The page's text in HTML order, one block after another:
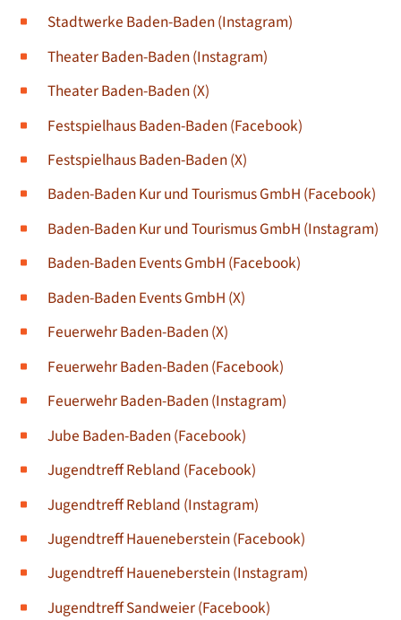
Stadtwerke Baden-Baden (Instagram)
Theater Baden-Baden (Instagram)
Theater Baden-Baden (X)
Festspielhaus Baden-Baden (Facebook)
Festspielhaus Baden-Baden (X)
Baden-Baden Kur und Tourismus GmbH (Facebook)
Baden-Baden Kur und Tourismus GmbH (Instagram)
Baden-Baden Events GmbH (Facebook)
Baden-Baden Events GmbH (X)
Feuerwehr Baden-Baden (X)
Feuerwehr Baden-Baden (Facebook)
Feuerwehr Baden-Baden (Instagram)
Jube Baden-Baden (Facebook)
Jugendtreff Rebland (Facebook)
Jugendtreff Rebland (Instagram)
Jugendtreff Haueneberstein (Facebook)
Jugendtreff Haueneberstein (Instagram)
Jugendtreff Sandweier (Facebook)